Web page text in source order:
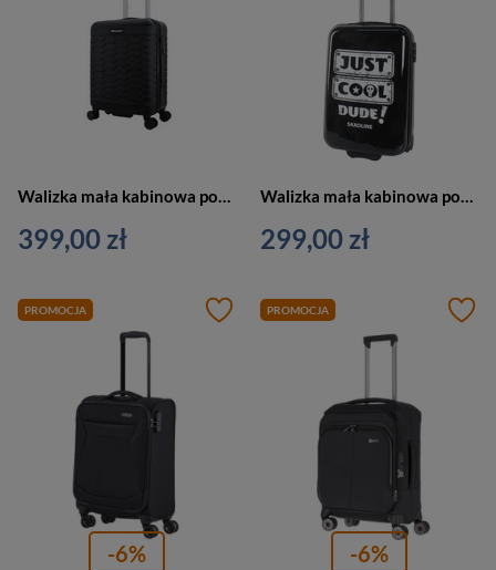
399,00 zł 299,00 zł
PROMOCJA
-6%
PROMOCJA
-6%